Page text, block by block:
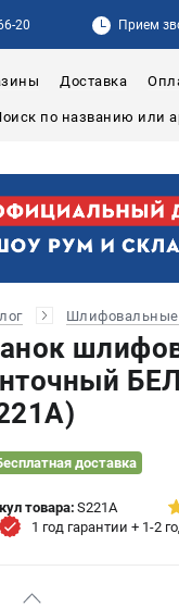
20 Прием
Доставка
Шлифовальные
доставка
товара: S221A
1 год гарантии + 1-2